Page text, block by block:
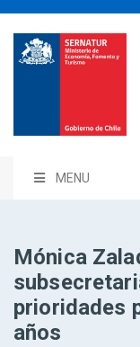
MENU
Mónica
prioridades
años